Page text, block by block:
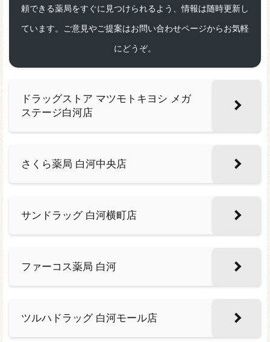
頼できる薬局をすぐに見つけられるよう、情報は随時更新し
ています。ご意見やご提案はお問い合わせページからお気軽
にどうぞ。
ドラッグストア マツモトキヨシ メガ
ステージ白河店
さくら薬局 白河中央店
サンドラッグ 白河横町店
ファーコス薬局 白河
ツルハドラッグ 白河モール店